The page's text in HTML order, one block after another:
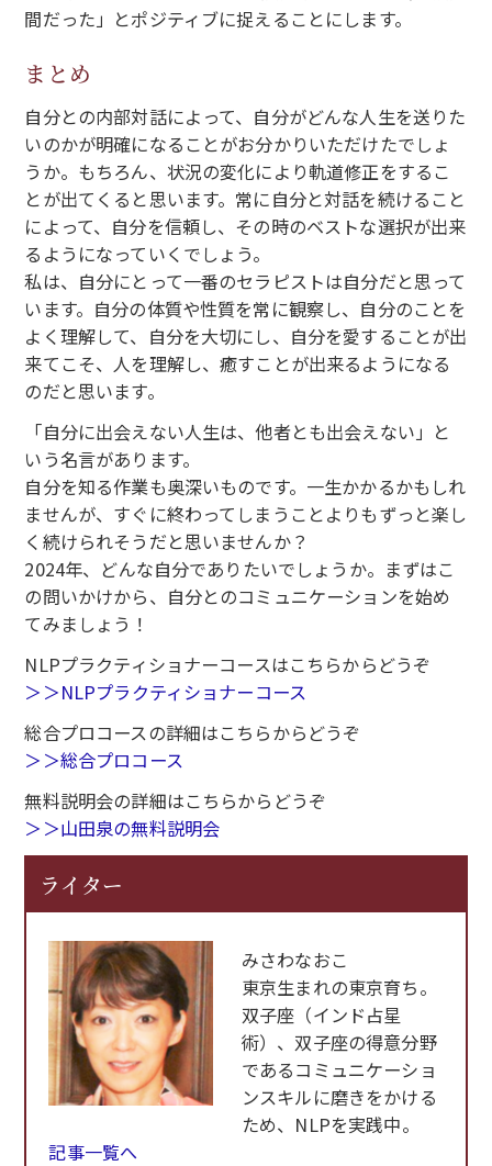
間だった」とポジティブに捉えることにします。
まとめ
自分との内部対話によって、自分がどんな人生を送りた
いのかが明確になることがお分かりいただけたでしょ
うか。もちろん、状況の変化により軌道修正をするこ
とが出てくると思います。常に自分と対話を続けること
によって、自分を信頼し、その時のベストな選択が出来
るようになっていくでしょう。
私は、自分にとって一番のセラピストは自分だと思って
います。自分の体質や性質を常に観察し、自分のことを
よく理解して、自分を大切にし、自分を愛することが出
来てこそ、人を理解し、癒すことが出来るようになる
のだと思います。
「自分に出会えない人生は、他者とも出会えない」と
いう名言があります。
自分を知る作業も奥深いものです。一生かかるかもしれ
ませんが、すぐに終わってしまうことよりもずっと楽し
く続けられそうだと思いませんか？
2024年、どんな自分でありたいでしょうか。まずはこ
の問いかけから、自分とのコミュニケーションを始め
てみましょう！
NLPプラクティショナーコースはこちらからどうぞ
＞＞NLPプラクティショナーコース
総合プロコースの詳細はこちらからどうぞ
＞＞総合プロコース
無料説明会の詳細はこちらからどうぞ
＞＞山田泉の無料説明会
ライター
みさわなおこ
東京生まれの東京育ち。
双子座（インド占星
術）、双子座の得意分野
であるコミュニケーショ
ンスキルに磨きをかける
ため、NLPを実践中。
記事一覧へ